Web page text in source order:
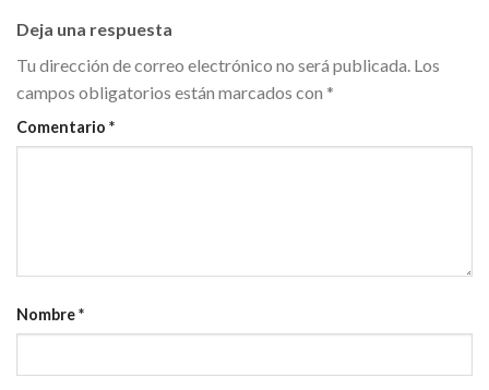
Deja una respuesta
Tu dirección de correo electrónico no será publicada. Los
campos obligatorios están marcados con *
Comentario *
Nombre*